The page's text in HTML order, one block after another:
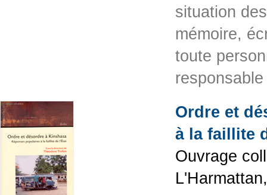
situation
mémoire,
toute
Ordre et
à la faillite
Ouvrage